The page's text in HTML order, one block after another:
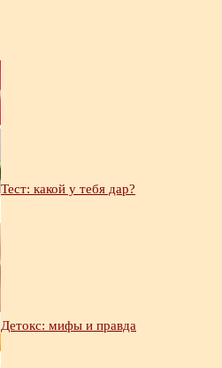
Тест: какой у тебя дар?
Детокс: мифы и правда